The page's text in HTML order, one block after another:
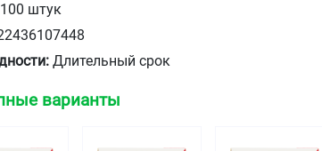
100 штук
Длительный срок
варианты